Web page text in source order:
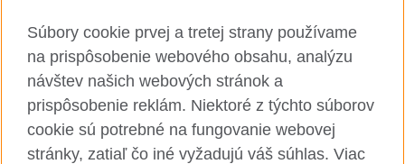
Mixcloud TikTok
RSS
British Council Global
Súbory cookie prvej a tretej strany používame
na prispôsobenie webového obsahu, analýzu
návštev našich webových stránok a
prispôsobenie reklám. Niektoré z týchto súborov
cookie sú potrebné na fungovanie webovej
stránky, zatiaľ čo iné vyžadujú váš súhlas. Viac